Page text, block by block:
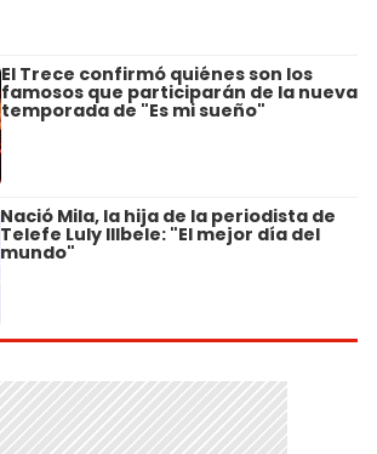
El Trece confirmó quiénes son los
famosos que participarán de la nueva
temporada de "Es mi sueño"
Nació Mila, la hija de la periodista de
Telefe Luly Illbele: "El mejor día del
mundo"